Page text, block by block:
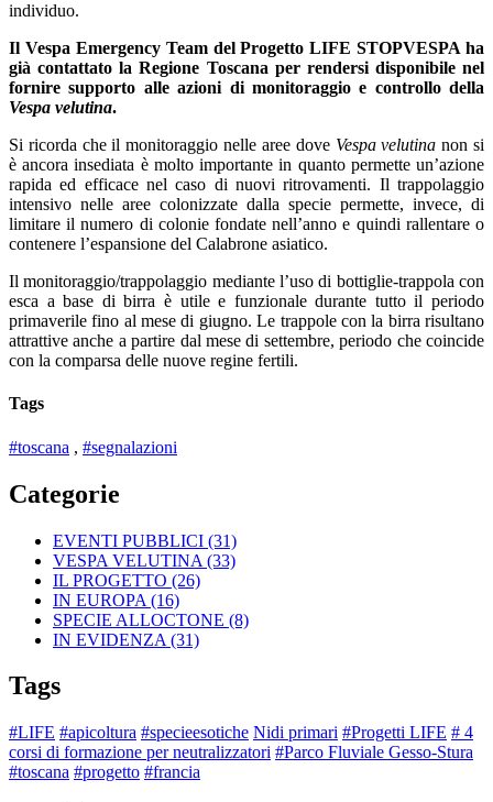
individuo.
Il Vespa Emergency Team del Progetto LIFE STOPVESPA ha
già contattato la Regione Toscana per rendersi disponibile nel
fornire supporto alle azioni di monitoraggio e controllo della
Vespa velutina.
Si ricorda che il monitoraggio nelle aree dove Vespa velutina non si
è ancora insediata è molto importante in quanto permette un’azione
rapida ed efficace nel caso di nuovi ritrovamenti. Il trappolaggio
intensivo nelle aree colonizzate dalla specie permette, invece, di
limitare il numero di colonie fondate nell’anno e quindi rallentare o
contenere l’espansione del Calabrone asiatico.
Il monitoraggio/trappolaggio mediante l’uso di bottiglie-trappola con
esca a base di birra è utile e funzionale durante tutto il periodo
primaverile fino al mese di giugno. Le trappole con la birra risultano
attrattive anche a partire dal mese di settembre, periodo che coincide
con la comparsa delle nuove regine fertili.
Tags
#toscana , #segnalazioni
Categorie
EVENTI PUBBLICI (31)
VESPA VELUTINA (33)
IL PROGETTO (26)
IN EUROPA (16)
SPECIE ALLOCTONE (8)
IN EVIDENZA (31)
Tags
#LIFE #apicoltura #specieesotiche Nidi primari #Progetti LIFE # 4
corsi di formazione per neutralizzatori #Parco Fluviale Gesso-Stura
#toscana #progetto #francia